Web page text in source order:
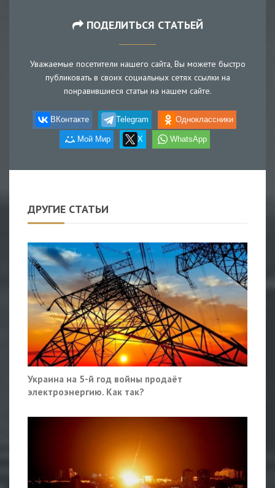
ПОДЕЛИТЬСЯ СТАТЬЕЙ
Уважаемые посетители нашего сайта, Вы можете быстро
публиковать в своих социальных сетях ссылки на
понравившиеся статьи на нашем сайте.
ВКонтакте Telegram Одноклассники
Мой Мир X WhatsApp
ДРУГИЕ СТАТЬИ
Украина на 5-й год войны продаёт
электроэнергию. Как так?